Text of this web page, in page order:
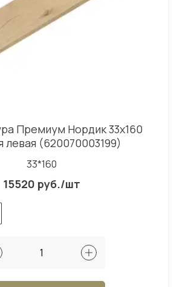
Премиум Нордик 33x160
левая (620070003199)
33*160
15520 руб./шт